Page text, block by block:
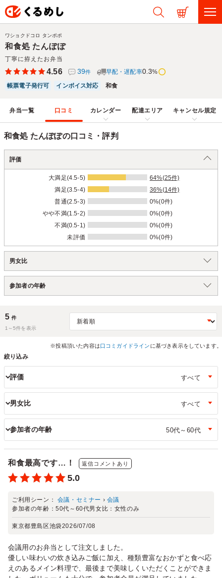
和食処 たんぽぽ
丁寧に拵えたお弁当
ワショクドコロ タンポポ
4.56 39件 早配・遅配率0.3%
帳票電子発行可
インボイス対応 和食
弁当一覧 口コミ カレンダー 配達エリア キャンセル規定
和食処 たんぽぽの口コミ・評判
評価
大満足(4.5-5)
64%(25件)
満足(3.5-4)
36%(14件)
普通(2.5-3)
0%(0件)
やや不満(1.5-2)
0%(0件)
不満(0.5-1)
0%(0件)
未評価
0%(0件)
男女比
参加者の年齢
5 件
1～5件を表示
※投稿頂いた内容は口コミガイドライン に基づき表示をしています。
絞り込み
評価
男女比
参加者の年齢
和食最高です…！ 返信コメントあり
5.0
ご利用シーン： 会議・セミナー › 会議
参加者の年齢：50代～60代男女比： 女性のみ
東京都豊島区池袋2026/07/08
会議用のお弁当として注文しました。
優しい味わいの炊き込みご飯に加え、種類豊富なおかずと食べ応
えのあるメイン料理で、最後まで美味しくいただくことができま